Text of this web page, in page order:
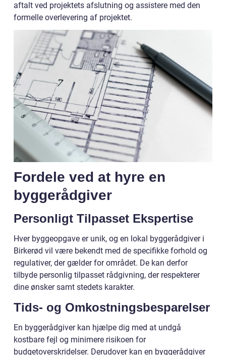
aftalt ved projektets afslutning og assistere med den
formelle overlevering af projektet.
Fordele ved at hyre en
byggerådgiver
Personligt Tilpasset Ekspertise
Hver byggeopgave er unik, og en lokal byggerådgiver i
Birkerød vil være bekendt med de specifikke forhold og
regulativer, der gælder for området. De kan derfor
tilbyde personlig tilpasset rådgivning, der respekterer
dine ønsker samt stedets karakter.
Tids- og Omkostningsbesparelser
En byggerådgiver kan hjælpe dig med at undgå
kostbare fejl og minimere risikoen for
budgetoverskridelser. Derudover kan en byggerådgiver